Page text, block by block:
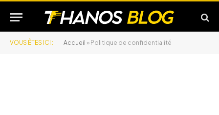
VOUS ÊTES ICI : Accueil » Politique de confidentialité